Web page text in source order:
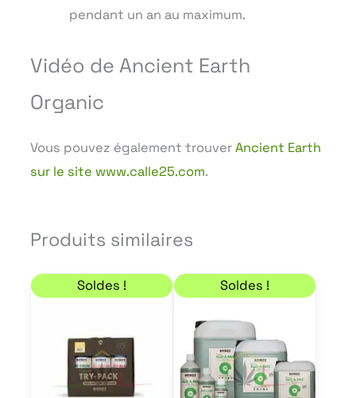
pendant un an au maximum.
Vidéo de Ancient Earth
Organic
Vous pouvez également trouverAncient Earth
sur le site www.calle25.com.
Produits similaires
Soldes !Le prix initial était : 13,90 €.
Le prix actuel est : 12,51 €.Soldes !Plage de prix : 8,10 €
Ce